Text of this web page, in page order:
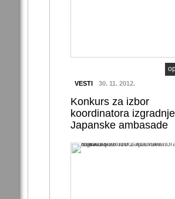
VESTI 30. 11. 2012.
Konkurs za izbor
koordinatora
Japanske ambasade